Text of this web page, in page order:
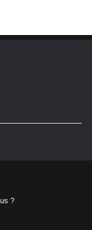
?